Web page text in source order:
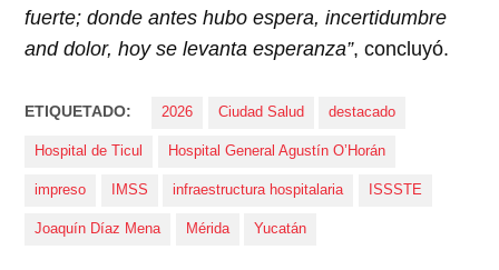
fuerte; donde antes hubo espera, incertidumbre
and dolor, hoy se levanta esperanza”, concluyó.
ETIQUETADO: 2026 Ciudad Salud destacado
Hospital de Ticul Hospital General Agustín O’Horán
impreso IMSS infraestructura hospitalaria ISSSTE
Joaquín Díaz Mena Mérida Yucatán